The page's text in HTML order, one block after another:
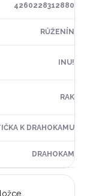
4260228312880
RŮŽENÍN
INU!
RAK
K DRAHOKAMU
DRAHOKAM